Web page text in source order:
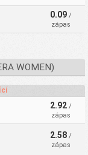
0.09 /
zápas
WOMEN)
2.92 /
zápas
2.58 /
zápas